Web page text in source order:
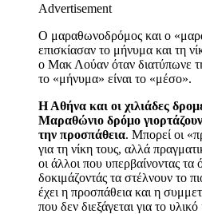
Advertisement
Ο μαραθωνοδρόμος και ο
επισκίασαν το μήνυμα και τη
ο Μακ Λούαν όταν διατύπωνε
το «μήνυμα» είναι το «μέσο».
Η Αθήνα και οι χιλιάδες
Μαραθώνιο δρόμο
την προσπάθεια. Μπορεί οι
για τη νίκη τους, αλλά
οι άλλοι που υπερβαίνοντας τα
δοκιμάζοντάς τα στέλνουν το
έχει η προσπάθεια και η
που δεν διεξάγεται για το